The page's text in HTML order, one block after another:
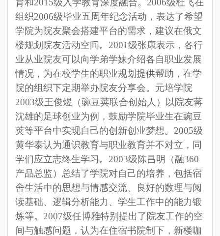
组织2006级毕业五周年纪念活动，表达了希望
学院为院友聚会搭建平台的需求，建议在俄文
楼规划院友活动空间。 2001级张康表示，各行
业从业院友可以向学弟学妹介绍各自职业发展
情况，为在校学生的职业规划提供帮助，在学
院的组织下定期举办院友分享会。元培学院
2003级王俊煜（豌豆荚联合创始人）以院友蒋
沈雄的足球创业为例，鼓励学院毕业生在豌豆
荚等平台中实现自己的创新创业梦想。 2005级
黄华泰认为通识教育与职业教育并不对立，同
学们应立志终生学习。 2003级陈昌明（融360
产品总监）总结了学院对自己的培养，包括宿
舍生活中的思想与情感交流、良好的数理与阅
读基础、逻辑分析能力、学生工作中的能力锻
炼等。 2007级任博雅特别提出了院友工作的空
间与触感问题，认为在住宿书院制下，新楼咖